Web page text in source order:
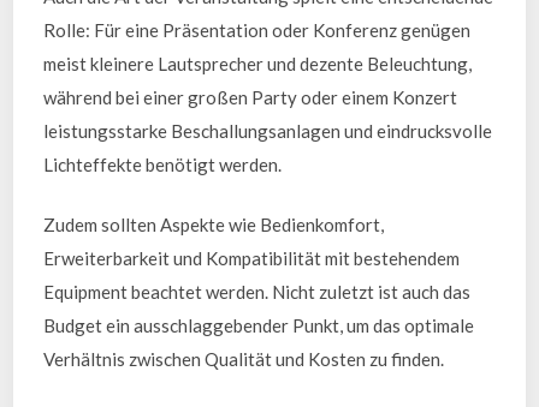
Rolle: Für eine Präsentation oder Konferenz genügen
meist kleinere Lautsprecher und dezente Beleuchtung,
während bei einer großen Party oder einem Konzert
leistungsstarke Beschallungsanlagen und eindrucksvolle
Lichteffekte benötigt werden.
Zudem sollten Aspekte wie Bedienkomfort,
Erweiterbarkeit und Kompatibilität mit bestehendem
Equipment beachtet werden. Nicht zuletzt ist auch das
Budget ein ausschlaggebender Punkt, um das optimale
Verhältnis zwischen Qualität und Kosten zu finden.